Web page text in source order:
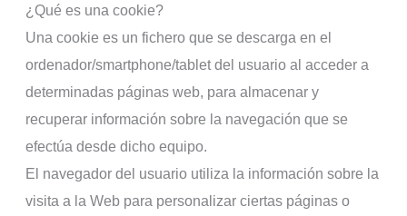
¿Qué es una cookie?
Una cookie es un fichero que se descarga en el
ordenador/smartphone/tablet del usuario al acceder a
determinadas páginas web, para almacenar y
recuperar información sobre la navegación que se
efectúa desde dicho equipo.
El navegador del usuario utiliza la información sobre la
visita a la Web para personalizar ciertas páginas o